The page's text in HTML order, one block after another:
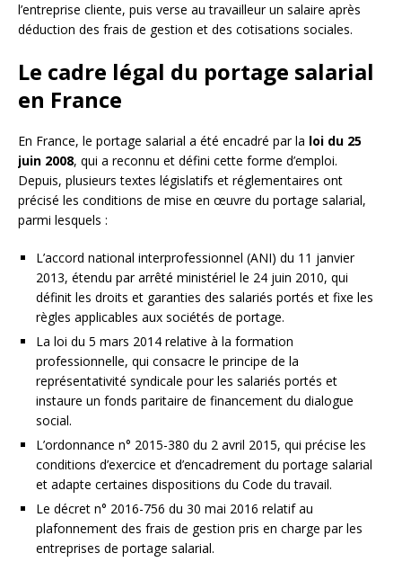
l’entreprise cliente, puis verse au travailleur un salaire après
déduction des frais de gestion et des cotisations sociales.
Le cadre légal du portage salarial
en France
En France, le portage salarial a été encadré par la loi du 25
juin 2008, qui a reconnu et défini cette forme d’emploi.
Depuis, plusieurs textes législatifs et réglementaires ont
précisé les conditions de mise en œuvre du portage salarial,
parmi lesquels :
L’accord national interprofessionnel (ANI) du 11 janvier
2013, étendu par arrêté ministériel le 24 juin 2010, qui
définit les droits et garanties des salariés portés et fixe les
règles applicables aux sociétés de portage.
La loi du 5 mars 2014 relative à la formation
professionnelle, qui consacre le principe de la
représentativité syndicale pour les salariés portés et
instaure un fonds paritaire de financement du dialogue
social.
L’ordonnance n° 2015-380 du 2 avril 2015, qui précise les
conditions d’exercice et d’encadrement du portage salarial
et adapte certaines dispositions du Code du travail.
Le décret n° 2016-756 du 30 mai 2016 relatif au
plafonnement des frais de gestion pris en charge par les
entreprises de portage salarial.